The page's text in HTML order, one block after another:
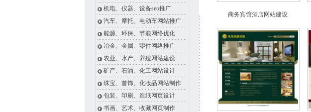
机电、仪器、设备seo推广
汽车、摩托、电动车网站推广
能源、环保、节能网络优化
冶金、金属、零件网络推广
农业、水产、养殖网站建设
矿产、石油、化工网站设计
珠宝、首饰、化妆品网站制作
包装、印刷、造纸网页设计
书画、艺术、收藏网页制作
商务宾馆酒店网站建设